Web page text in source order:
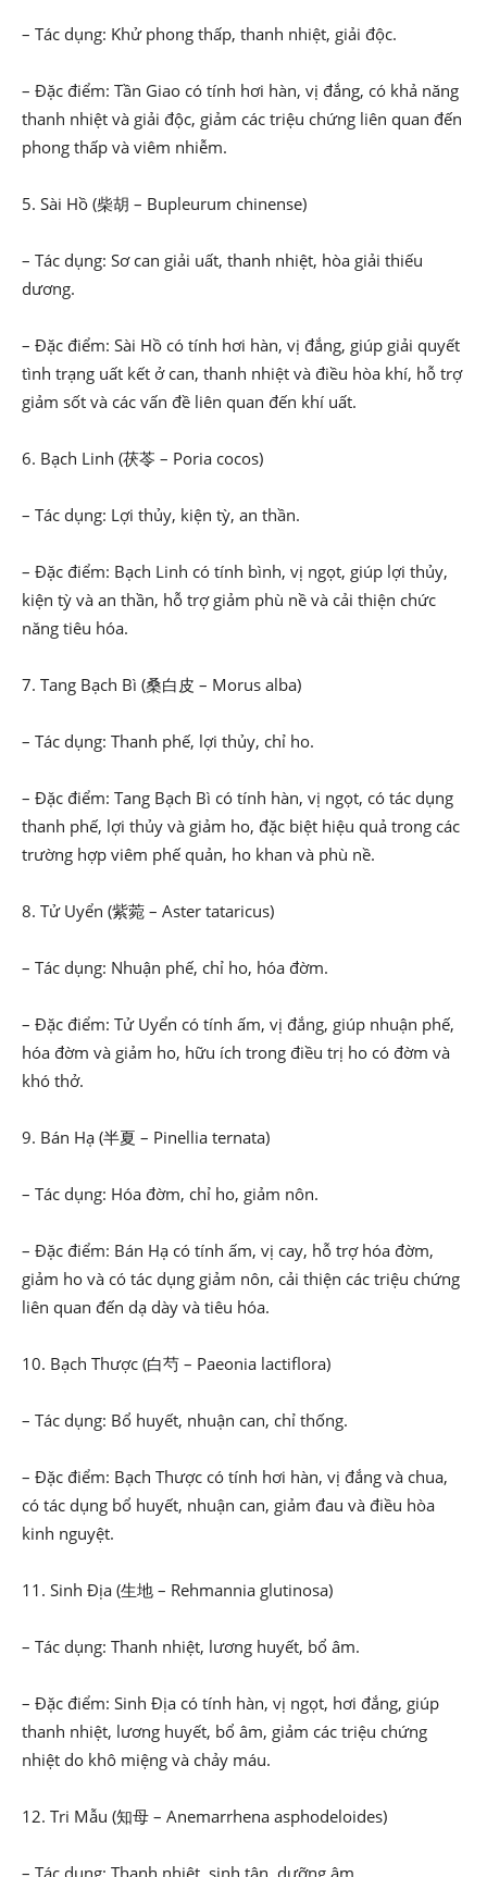
– Tác dụng: Khử phong thấp, thanh nhiệt, giải độc.
– Đặc điểm: Tần Giao có tính hơi hàn, vị đắng, có khả năng
thanh nhiệt và giải độc, giảm các triệu chứng liên quan đến
phong thấp và viêm nhiễm.
5. Sài Hồ (柴胡 – Bupleurum chinense)
– Tác dụng: Sơ can giải uất, thanh nhiệt, hòa giải thiếu
dương.
– Đặc điểm: Sài Hồ có tính hơi hàn, vị đắng, giúp giải quyết
tình trạng uất kết ở can, thanh nhiệt và điều hòa khí, hỗ trợ
giảm sốt và các vấn đề liên quan đến khí uất.
6. Bạch Linh (茯苓 – Poria cocos)
– Tác dụng: Lợi thủy, kiện tỳ, an thần.
– Đặc điểm: Bạch Linh có tính bình, vị ngọt, giúp lợi thủy,
kiện tỳ và an thần, hỗ trợ giảm phù nề và cải thiện chức
năng tiêu hóa.
7. Tang Bạch Bì (桑白皮 – Morus alba)
– Tác dụng: Thanh phế, lợi thủy, chỉ ho.
– Đặc điểm: Tang Bạch Bì có tính hàn, vị ngọt, có tác dụng
thanh phế, lợi thủy và giảm ho, đặc biệt hiệu quả trong các
trường hợp viêm phế quản, ho khan và phù nề.
8. Tử Uyển (紫菀 – Aster tataricus)
– Tác dụng: Nhuận phế, chỉ ho, hóa đờm.
– Đặc điểm: Tử Uyển có tính ấm, vị đắng, giúp nhuận phế,
hóa đờm và giảm ho, hữu ích trong điều trị ho có đờm và
khó thở.
9. Bán Hạ (半夏 – Pinellia ternata)
– Tác dụng: Hóa đờm, chỉ ho, giảm nôn.
– Đặc điểm: Bán Hạ có tính ấm, vị cay, hỗ trợ hóa đờm,
giảm ho và có tác dụng giảm nôn, cải thiện các triệu chứng
liên quan đến dạ dày và tiêu hóa.
10. Bạch Thược (白芍 – Paeonia lactiflora)
– Tác dụng: Bổ huyết, nhuận can, chỉ thống.
– Đặc điểm: Bạch Thược có tính hơi hàn, vị đắng và chua,
có tác dụng bổ huyết, nhuận can, giảm đau và điều hòa
kinh nguyệt.
11. Sinh Địa (生地 – Rehmannia glutinosa)
– Tác dụng: Thanh nhiệt, lương huyết, bổ âm.
– Đặc điểm: Sinh Địa có tính hàn, vị ngọt, hơi đắng, giúp
thanh nhiệt, lương huyết, bổ âm, giảm các triệu chứng
nhiệt do khô miệng và chảy máu.
12. Tri Mẫu (知母 – Anemarrhena asphodeloides)
– Tác dụng: Thanh nhiệt, sinh tân, dưỡng âm.